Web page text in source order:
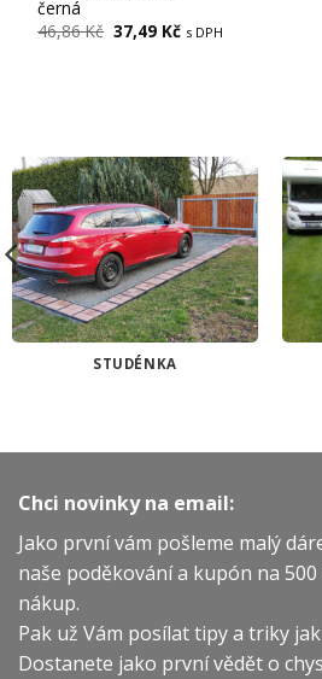
černá
46,86Kč Původní
cena
37,49 KčAktuální
cena
s DPH
STUDÉNKA
Chci novinky na email:
Jako první vám pošleme malý
naše poděkování a kupón na
nákup.
Pak už Vám posílat tipy a triky
Dostanete jako první vědět o